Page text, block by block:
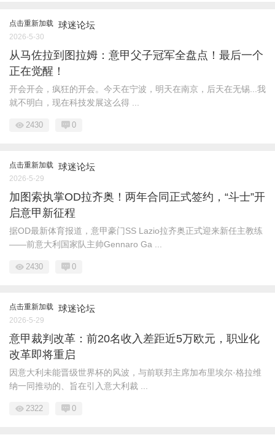
点击重新加载 球迷论坛
2026-5-30
从马佐拉到图拉姆：意甲父子冠军全盘点！最后一个
正在觉醒！
开会开会，疯狂的开会。今天在宁波，明天在南京，后天在无锡...我
就不明白，现在科技发展这么得 ...
2430 0
点击重新加载 球迷论坛
2026-5-29
加图索执掌OD拉齐奥！两年合同正式签约，“斗士”开
启意甲新征程
据OD最新体育报道，意甲豪门SS Lazio拉齐奥正式迎来新任主教练
——前意大利国家队主帅Gennaro Ga ...
2430 0
点击重新加载 球迷论坛
2026-5-29
意甲裁判改革：前20名收入差距近5万欧元，职业化
改革即将重启
因意大利未能晋级世界杯的风波，与前联邦主席加布里埃尔·格拉维
纳一同推动的、旨在引入意大利裁 ...
2322 0